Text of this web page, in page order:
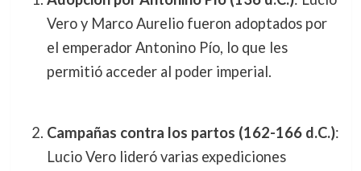
Vero y Marco Aurelio fueron adoptados por
el emperador Antonino Pío, lo que les
permitió acceder al poder imperial.
Campañas contra los partos (162-166 d.C.):
Lucio Vero lideró varias expediciones